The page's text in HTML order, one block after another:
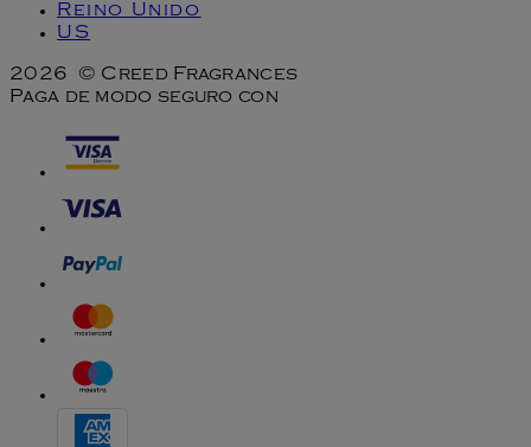
Reino Unido
US
2026 © Creed Fragrances
Paga de modo seguro con